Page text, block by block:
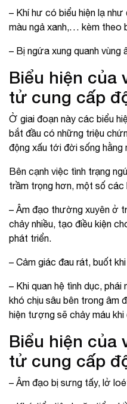
– Khí hư có biểu hiện lạ
màu ngả xanh,… kèm theo
– Bị ngứa xung quanh vùng
Biểu hiện của
tử cung cấp
Ở giai đoạn này các biểu
bắt đầu có những triệu
động xấu tới đời sống hằng
Bên cạnh việc tình trạng
trầm trọng hơn, một số các
– Âm đạo thường xuyên ở
chảy nhiều, tạo điều kiện
phát triển.
– Cảm giác đau rát, buốt
– Khi quan hệ tình dục,
khó chịu sâu bên trong âm
hiện tượng sẽ chảy máu khi
Biểu hiện của
tử cung cấp
– Âm đạo bị sưng tấy, lở